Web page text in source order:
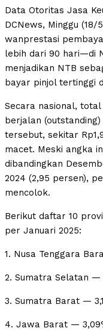
Data Otoritas Jasa
DCNews, Minggu
wanprestasi
lebih dari 90 hari—di
menjadikan NTB
bayar pinjol tertinggi
Secara nasional,
berjalan
tersebut, sekitar
macet. Meski angka
dibandingkan
2024 (2,95 persen),
mencolok.
Berikut daftar 10
per Januari 2025:
1. Nusa Tenggara
2. Sumatra Selatan —
3. Sumatra Barat —
4. Jawa Barat —